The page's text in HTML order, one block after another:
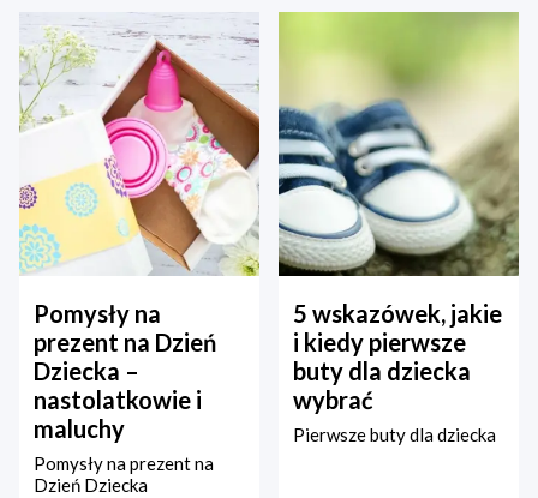
Pomysły na
prezent na Dzień
Dziecka –
nastolatkowie i
maluchy
Pomysły na prezent na
Dzień Dziecka
5 wskazówek, jakie
i kiedy pierwsze
buty dla dziecka
wybrać
Pierwsze buty dla dziecka